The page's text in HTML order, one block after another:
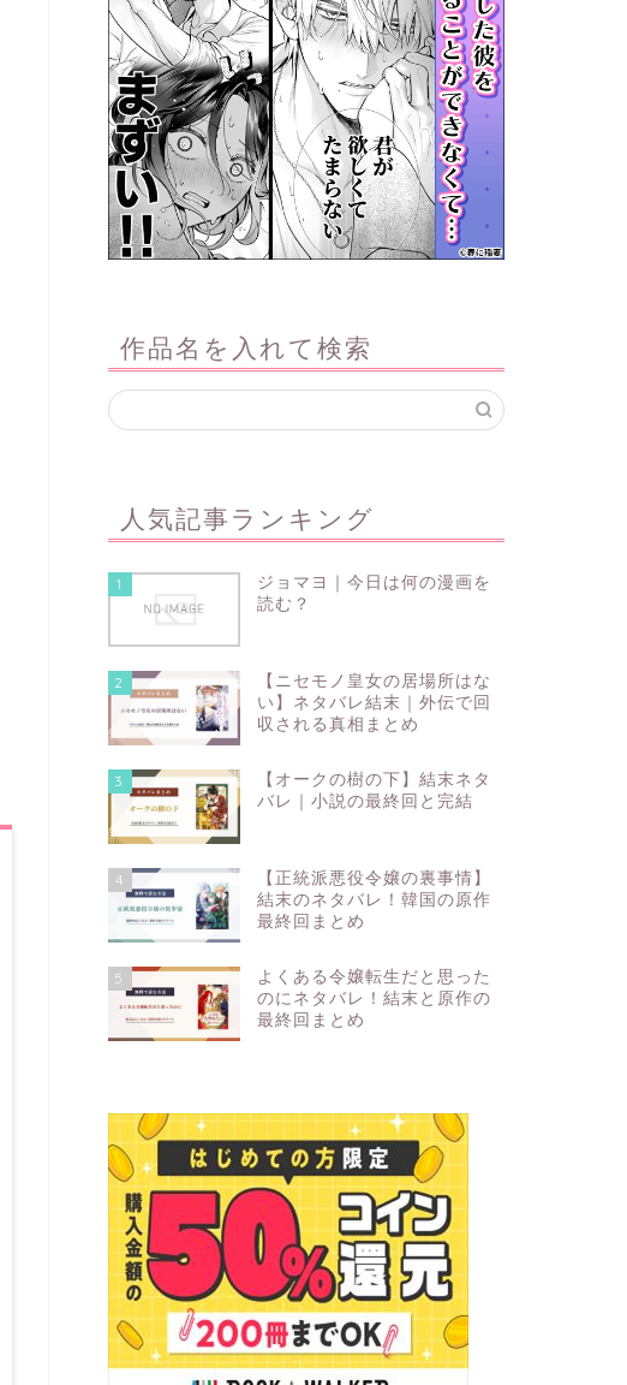
作品名を入れて検索
人気記事ランキング
1
ジョマヨ｜今日は何の漫画を
読む？
2
【ニセモノ皇女の居場所はな
い】ネタバレ結末｜外伝で回
収される真相まとめ
3
【オークの樹の下】結末ネタ
バレ｜小説の最終回と完結
4
【正統派悪役令嬢の裏事情】
結末のネタバレ！韓国の原作
最終回まとめ
5
よくある令嬢転生だと思った
のにネタバレ！結末と原作の
最終回まとめ